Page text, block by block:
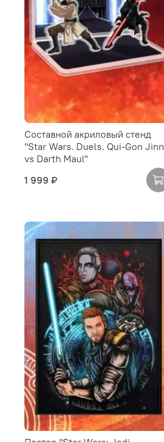
Составной акриловый стенд
"Star Wars. Duels. Qui-Gon Jinn
vs Darth Maul"
1 999 ₽